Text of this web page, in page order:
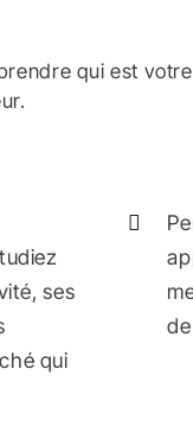
qui est
ses
qui